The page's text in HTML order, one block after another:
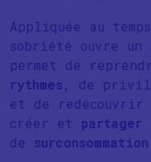
Appliquée au
sobriété ouvre un
permet de
rythmes , de
et de
créer et partager
de surconsommation